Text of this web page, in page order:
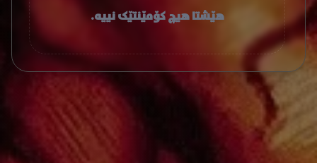
هێشتا هیچ کۆمێنتێک نییە.